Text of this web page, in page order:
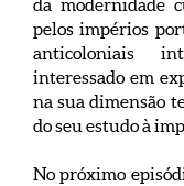
da modernidade
pelos impérios
anticoloniais
interessado em
na sua dimensão
do seu estudo à
No próximo